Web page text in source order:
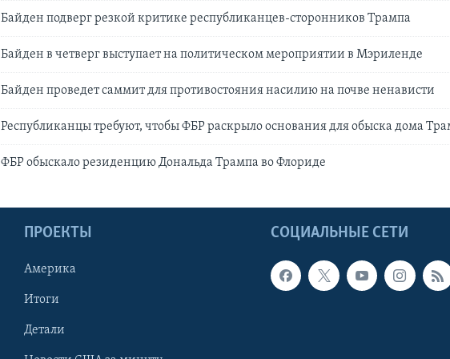
Байден подверг резкой критике республиканцев-сторонников Трампа
Байден в четверг выступает на политическом мероприятии в Мэриленде
Байден проведет саммит для противостояния насилию на почве ненависти
Республиканцы требуют, чтобы ФБР раскрыло основания для обыска дома
ФБР обыскало резиденцию Дональда Трампа во Флориде
СОЦИАЛЬНЫЕ СЕТИ
ПРОЕКТЫ
Америка
Итоги
Детали